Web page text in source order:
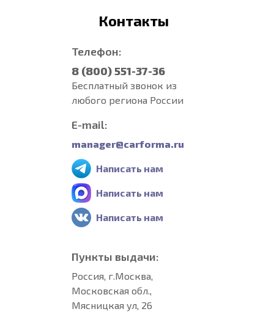
Контакты
Телефон:
8 (800) 551-37-36
Бесплатный звонок из
любого региона России
E-mail:
manager@carforma.ru
Написать нам
Написать нам
Написать нам
Пункты выдачи:
Россия, г.Москва,
Московская обл.,
Мясницкая ул, 26